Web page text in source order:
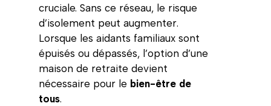
cruciale. Sans ce réseau, le risque
d’isolement peut augmenter.
Lorsque les aidants familiaux sont
épuisés ou dépassés, l’option d’une
maison de retraite devient
nécessaire pour le bien-être de
tous.